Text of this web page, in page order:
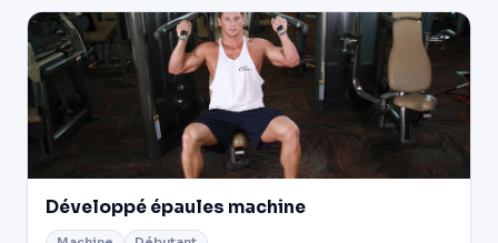
Développé épaules machine